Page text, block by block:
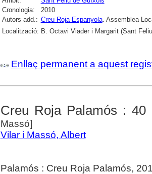
Cronologia:
2010
Autors add.: Creu Roja Espanyola. Assemblea
Localització: B. Octavi Viader i Margarit (Sant
Enllaç permanent a aquest
Creu Roja Palamós : 40
Massó]
Vilar i Massó, Albert
Palamós : Creu Roja Palamós,